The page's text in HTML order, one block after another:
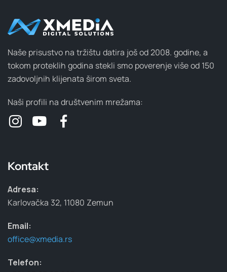
Naše prisustvo na tržištu datira još od 2008. godine, a
tokom proteklih godina stekli smo poverenje više od 150
zadovoljnih klijenata širom sveta.
Naši profili na društvenim mrežama:
Kontakt
Adresa:
Karlovačka 32, 11080 Zemun
Email:
office@xmedia.rs
Telefon: